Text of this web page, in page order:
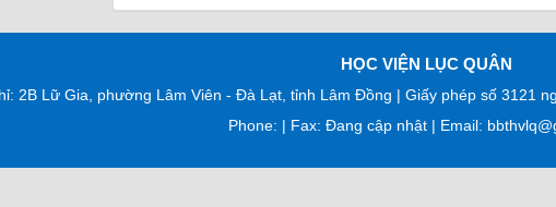
HỌC VIỆN LỤC QUÂN
2B Lữ Gia, phường Lâm Viên - Đà Lạt, tỉnh Lâm Đồng | Giấy phép số 3121
Phone: | Fax: Đang cập nhật | Email: